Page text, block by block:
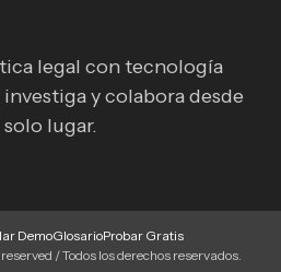
legal con tecnología
y colabora desde
solo lugar.
DemoGlosarioProbar Gratis
/ Todos los derechos reservados.